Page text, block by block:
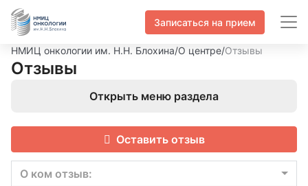
Записаться на прием
НМИЦ онкологии им. Н.Н. Блохина/О центре/Отзывы
Отзывы
Открыть меню раздела
Оставить отзыв
О ком отзыв: